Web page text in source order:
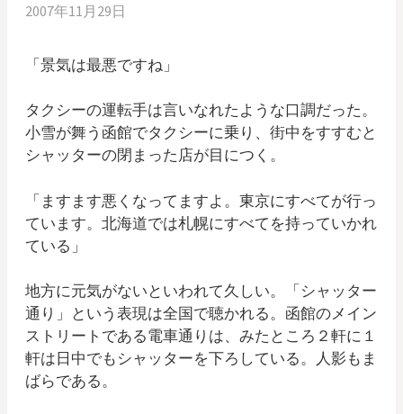
2007年11月29日
「景気は最悪ですね」
タクシーの運転手は言いなれたような口調だった。
小雪が舞う函館でタクシーに乗り、街中をすすむと
シャッターの閉まった店が目につく。
「ますます悪くなってますよ。東京にすべてが行っ
ています。北海道では札幌にすべてを持っていかれ
ている」
地方に元気がないといわれて久しい。「シャッター
通り」という表現は全国で聴かれる。函館のメイン
ストリートである電車通りは、みたところ２軒に１
軒は日中でもシャッターを下ろしている。人影もま
ばらである。